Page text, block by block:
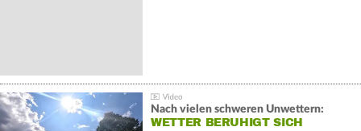
Nach vielen schweren Unwettern:
WETTER BERUHIGT SICH